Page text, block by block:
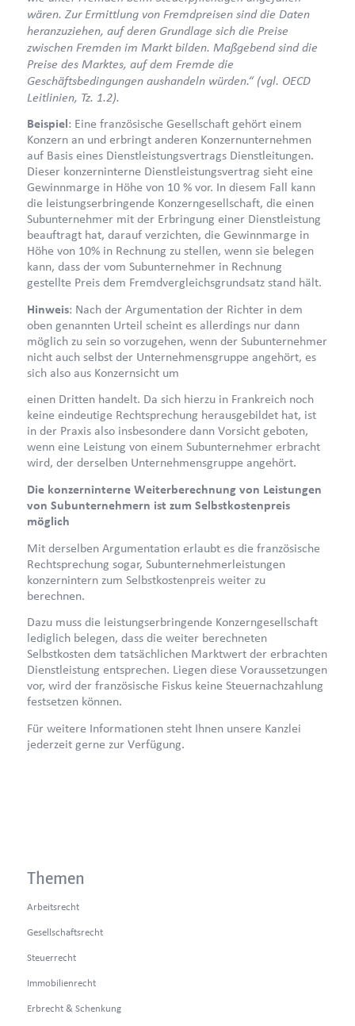
wären. Zur Ermittlung von Fremdpreisen sind die Daten
heranzuziehen, auf deren Grundlage sich die Preise
zwischen Fremden im Markt bilden. Maßgebend sind die
Preise des Marktes, auf dem Fremde die
Geschäftsbedingungen aushandeln würden.“ (vgl. OECD
Leitlinien, Tz. 1.2).
Beispiel: Eine französische Gesellschaft gehört einem
Konzern an und erbringt anderen Konzernunternehmen
auf Basis eines Dienstleistungsvertrags Dienstleitungen.
Dieser konzerninterne Dienstleistungsvertrag sieht eine
Gewinnmarge in Höhe von 10 % vor. In diesem Fall kann
die leistungserbringende Konzerngesellschaft, die einen
Subunternehmer mit der Erbringung einer Dienstleistung
beauftragt hat, darauf verzichten, die Gewinnmarge in
Höhe von 10% in Rechnung zu stellen, wenn sie belegen
kann, dass der vom Subunternehmer in Rechnung
gestellte Preis dem Fremdvergleichsgrundsatz stand hält.
Hinweis: Nach der Argumentation der Richter in dem
oben genannten Urteil scheint es allerdings nur dann
möglich zu sein so vorzugehen, wenn der Subunternehmer
nicht auch selbst der Unternehmensgruppe angehört, es
sich also aus Konzernsicht um
einen Dritten handelt. Da sich hierzu in Frankreich noch
keine eindeutige Rechtsprechung herausgebildet hat, ist
in der Praxis also insbesondere dann Vorsicht geboten,
wenn eine Leistung von einem Subunternehmer erbracht
wird, der derselben Unternehmensgruppe angehört.
Die konzerninterne Weiterberechnung von Leistungen
von Subunternehmern ist zum Selbstkostenpreis
möglich
Mit derselben Argumentation erlaubt es die französische
Rechtsprechung sogar, Subunternehmerleistungen
konzernintern zum Selbstkostenpreis weiter zu
berechnen.
Dazu muss die leistungserbringende Konzerngesellschaft
lediglich belegen, dass die weiter berechneten
Selbstkosten dem tatsächlichen Marktwert der erbrachten
Dienstleistung entsprechen. Liegen diese Voraussetzungen
vor, wird der französische Fiskus keine Steuernachzahlung
festsetzen können.
Für weitere Informationen steht Ihnen unsere Kanzlei
jederzeit gerne zur Verfügung.
Themen
Arbeitsrecht
Gesellschaftsrecht
Steuerrecht
Immobilienrecht
Erbrecht & Schenkung